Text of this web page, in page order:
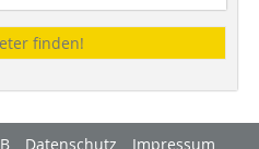
finden!
Datenschutz Impressum